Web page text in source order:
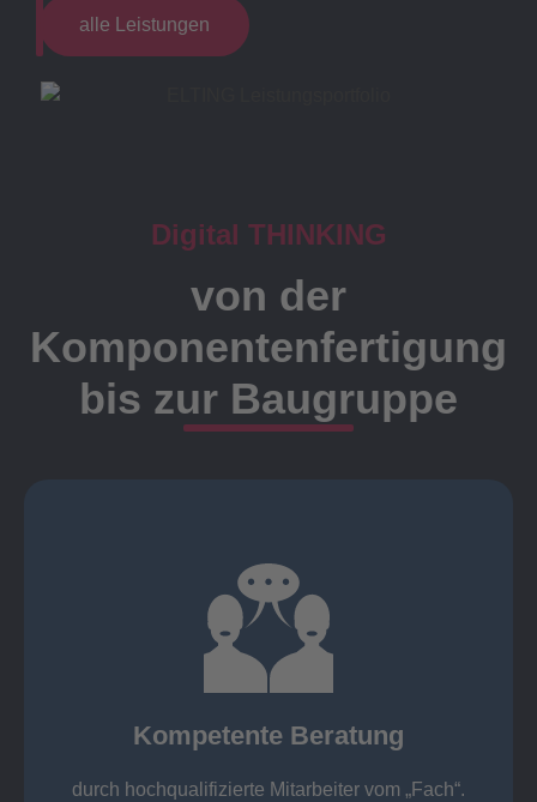
alle Leistungen
Digital THINKING
von der
Komponentenfertigung
bis zur Baugruppe
Kompetente Beratung
durch hochqualifizierte Mitarbeiter vom „Fach“.
Kompetente Beratung durch
„Fach“.
findet die Kundenbetreuung ausschließlich durch
Meister, Techniker oder Ingenieure statt.
Ansprechpartner